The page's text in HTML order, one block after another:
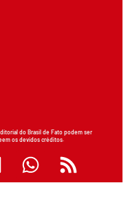
do Brasil de Fato podem ser
os devidos créditos.